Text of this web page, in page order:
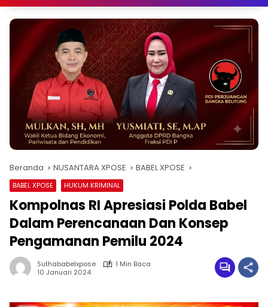
Beranda NUSANTARA XPOSE BABEL XPOSE
BABEL XPOSE HUKUM KRIMINAL
Kompolnas RI Apresiasi Polda Babel
Dalam Perencanaan Dan Konsep
Pengamanan Pemilu 2024
Suthababelxpose
1 Min Baca
10 Januari 2024